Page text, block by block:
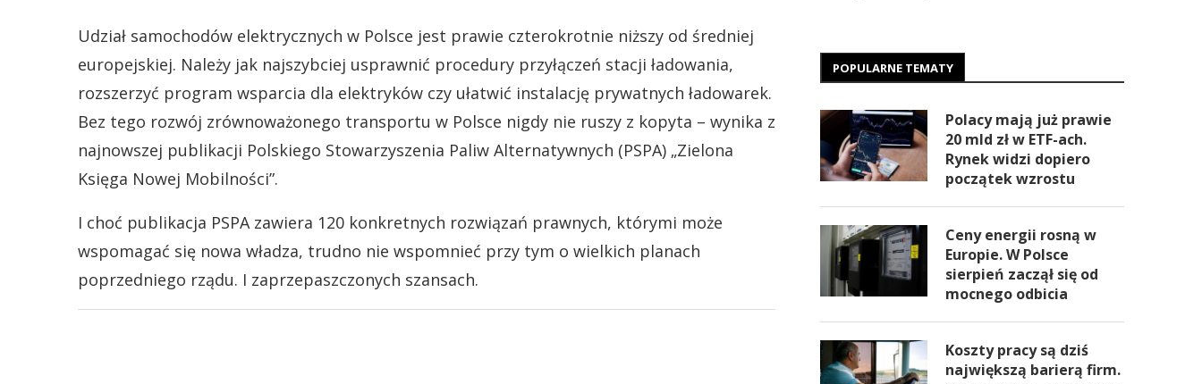
Udział samochodów elektrycznych w Polsce jest prawie czterokrotnie niższy od średniej
europejskiej. Należy jak najszybciej usprawnić procedury przyłączeń stacji ładowania,
rozszerzyć program wsparcia dla elektryków czy ułatwić instalację prywatnych ładowarek.
Bez tego rozwój zrównoważonego transportu w Polsce nigdy nie ruszy z kopyta – wynika z
najnowszej publikacji Polskiego Stowarzyszenia Paliw Alternatywnych (PSPA) „Zielona
Księga Nowej Mobilności”.
I choć publikacja PSPA zawiera 120 konkretnych rozwiązań prawnych, którymi może
wspomagać się nowa władza, trudno nie wspomnieć przy tym o wielkich planach
poprzedniego rządu. I zaprzepaszczonych szansach.
POPULARNE TEMATY
Polacy mają już prawie
20 mld zł w ETF-ach.
Rynek widzi dopiero
początek wzrostu
Ceny energii rosną w
Europie. W Polsce
sierpień zaczął się od
mocnego odbicia
Koszty pracy są dziś
największą barierą firm.